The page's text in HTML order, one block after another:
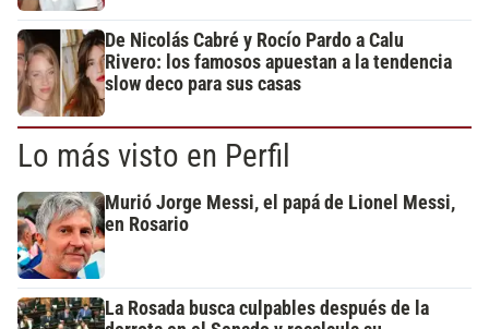
De Nicolás Cabré y Rocío Pardo a Calu
Rivero: los famosos apuestan a la tendencia
slow deco para sus casas
Lo más visto en Perfil
Murió Jorge Messi, el papá de Lionel Messi,
en Rosario
La Rosada busca culpables después de la